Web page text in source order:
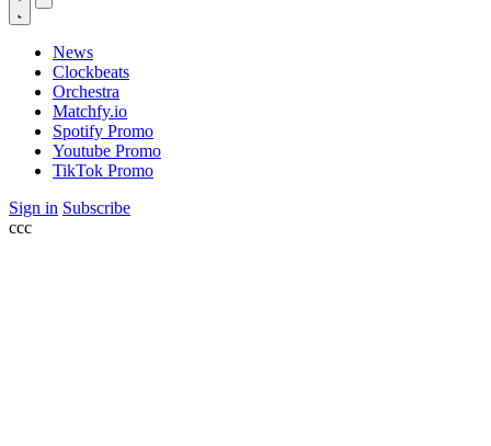
News
Clockbeats
Orchestra
Matchfy.io
Spotify Promo
Youtube Promo
TikTok Promo
Sign in Subscribe
ссс